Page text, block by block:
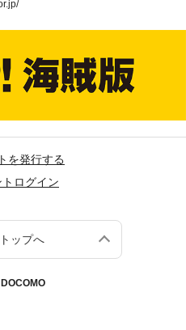
を発行する
ログイン
ップへ